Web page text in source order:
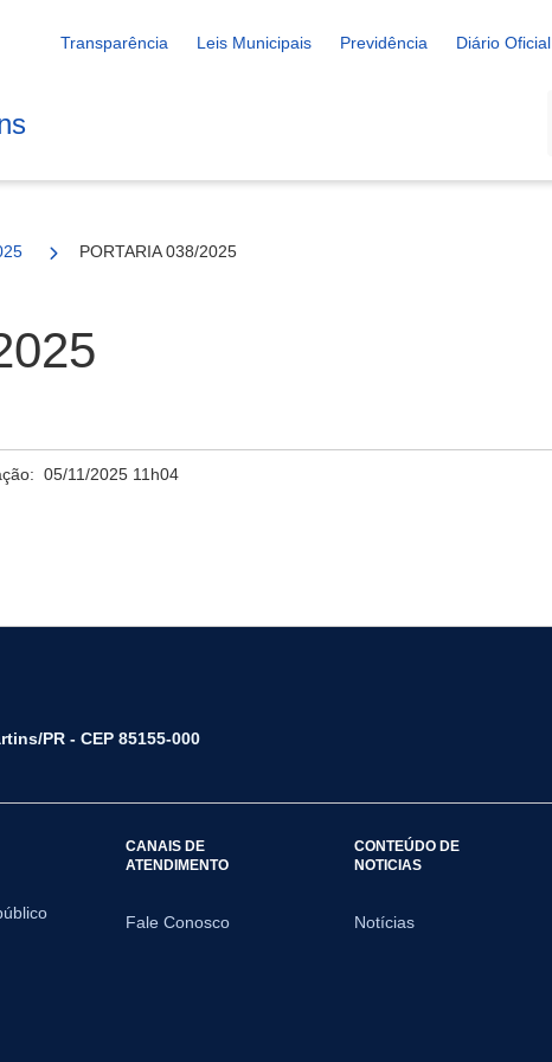
Transparência Leis Municipais Previdência Diário Oficial
PORTARIA 038/2025
05/11/2025 11h04
PR - CEP 85155-000
CANAIS DE
ATENDIMENTO
Fale Conosco
CONTEÚDO DE
NOTICIAS
Notícias